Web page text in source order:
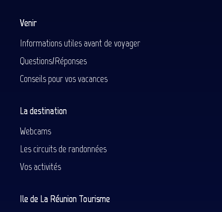
Venir
Informations utiles avant de voyager
Questions/Réponses
Conseils pour vos vacances
La destination
Webcams
Les circuits de randonnées
Vos activités
Ile de La Réunion Tourisme